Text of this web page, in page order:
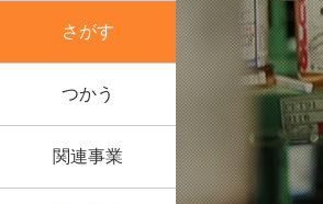
さがす
つかう
関連事業